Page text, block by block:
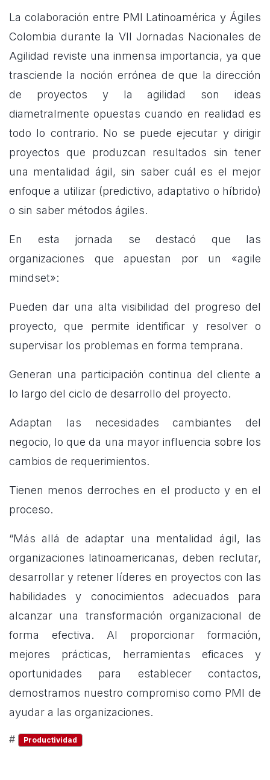
La colaboración entre PMI Latinoamérica y Ágiles
Colombia durante la VII Jornadas Nacionales de
Agilidad reviste una inmensa importancia, ya que
trasciende la noción errónea de que la dirección
de proyectos y la agilidad son ideas
diametralmente opuestas cuando en realidad es
todo lo contrario. No se puede ejecutar y dirigir
proyectos que produzcan resultados sin tener
una mentalidad ágil, sin saber cuál es el mejor
enfoque a utilizar (predictivo, adaptativo o híbrido)
o sin saber métodos ágiles.
En esta jornada se destacó que las
organizaciones que apuestan por un «agile
mindset»:
Pueden dar una alta visibilidad del progreso del
proyecto, que permite identificar y resolver o
supervisar los problemas en forma temprana.
Generan una participación continua del cliente a
lo largo del ciclo de desarrollo del proyecto.
Adaptan las necesidades cambiantes del
negocio, lo que da una mayor influencia sobre los
cambios de requerimientos.
Tienen menos derroches en el producto y en el
proceso.
“Más allá de adaptar una mentalidad ágil, las
organizaciones latinoamericanas, deben reclutar,
desarrollar y retener líderes en proyectos con las
habilidades y conocimientos adecuados para
alcanzar una transformación organizacional de
forma efectiva. Al proporcionar formación,
mejores prácticas, herramientas eficaces y
oportunidades para establecer contactos,
demostramos nuestro compromiso como PMI de
ayudar a las organizaciones.
# Productividad